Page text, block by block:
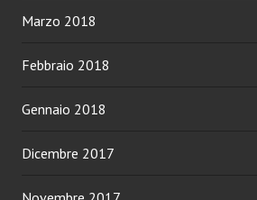
Marzo 2018
Febbraio 2018
Gennaio 2018
Dicembre 2017